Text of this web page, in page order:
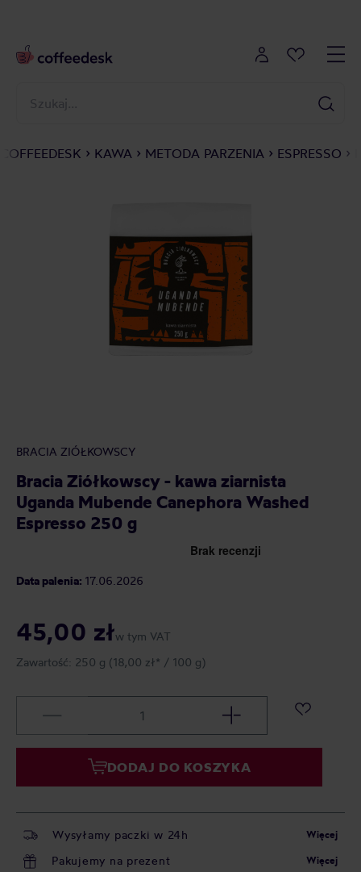
COFFEEDESK KAWA METODA PARZENIA ESPRESSO
BRACIA ZIÓŁKOWSCY
Bracia Ziółkowscy - kawa ziarnista
Uganda Mubende Canephora Washed
Espresso 250 g
Data palenia: 17.06.2026
45,00 złw tym VAT
Zawartość: 250 g (18,00 zł* / 100 g)
DODAJ DO KOSZYKA
Wysyłamy paczki w 24h Więcej
Pakujemy na prezent Więcej